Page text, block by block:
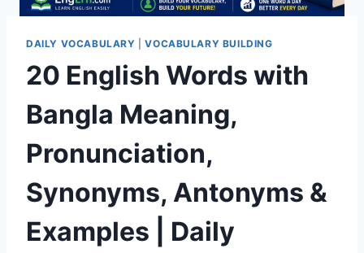
DAILY VOCABULARY |VOCABULARY BUILDING
20 English Words with
Bangla Meaning,
Pronunciation,
Synonyms, Antonyms &
Examples | Daily